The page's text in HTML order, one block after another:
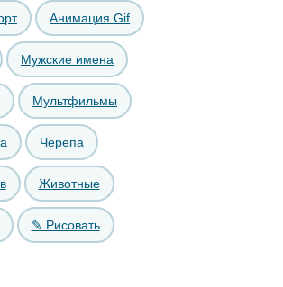
Анимация Gif
Мужские имена
Мультфильмы
Черепа
Животные
✎ Рисовать